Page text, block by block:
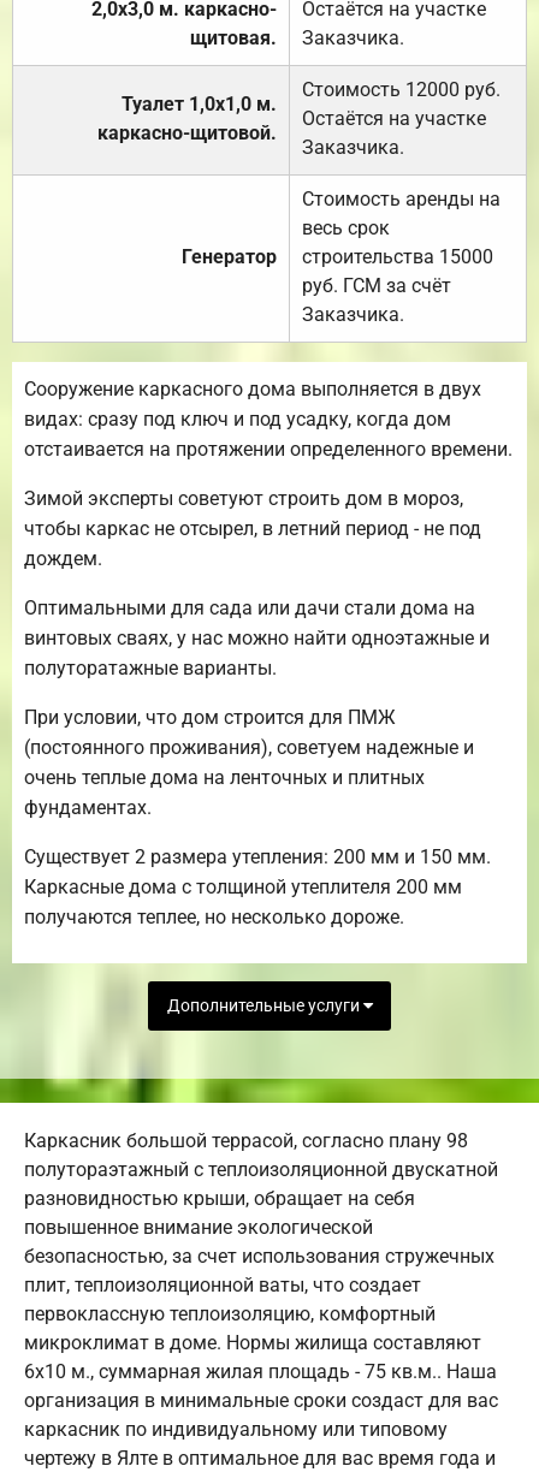
2,0х3,0 м. каркасно-
щитовая.
Остаётся на участке
Заказчика.
Туалет 1,0х1,0 м.
каркасно-щитовой.
Стоимость 12000 руб.
Остаётся на участке
Заказчика.
Генератор
Стоимость аренды на
весь срок
строительства 15000
руб. ГСМ за счёт
Заказчика.
Сооружение каркасного дома выполняется в двух
видах: сразу под ключ и под усадку, когда дом
отстаивается на протяжении определенного времени.
Зимой эксперты советуют строить дом в мороз,
чтобы каркас не отсырел, в летний период - не под
дождем.
Оптимальными для сада или дачи стали дома на
винтовых сваях, у нас можно найти одноэтажные и
полуторатажные варианты.
При условии, что дом строится для ПМЖ
(постоянного проживания), советуем надежные и
очень теплые дома на ленточных и плитных
фундаментах.
Существует 2 размера утепления: 200 мм и 150 мм.
Каркасные дома с толщиной утеплителя 200 мм
получаются теплее, но несколько дороже.
Дополнительные услуги
Каркасник большой террасой, согласно плану 98
полутораэтажный с теплоизоляционной двускатной
разновидностью крыши, обращает на себя
повышенное внимание экологической
безопасностью, за счет использования стружечных
плит, теплоизоляционной ваты, что создает
первоклассную теплоизоляцию, комфортный
микроклимат в доме. Нормы жилища составляют
6х10 м., суммарная жилая площадь - 75 кв.м.. Наша
организация в минимальные сроки создаст для вас
каркасник по индивидуальному или типовому
чертежу в Ялте в оптимальное для вас время года и